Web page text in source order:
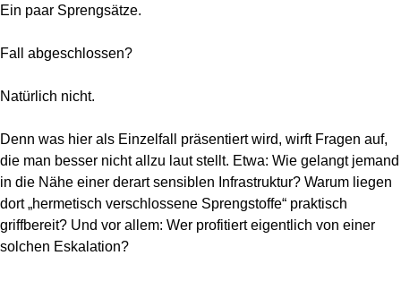
Ein paar Sprengsätze.
Fall abgeschlossen?
Natürlich nicht.
Denn was hier als Einzelfall präsentiert wird, wirft Fragen auf,
die man besser nicht allzu laut stellt. Etwa: Wie gelangt jemand
in die Nähe einer derart sensiblen Infrastruktur? Warum liegen
dort „hermetisch verschlossene Sprengstoffe“ praktisch
griffbereit? Und vor allem: Wer profitiert eigentlich von einer
solchen Eskalation?